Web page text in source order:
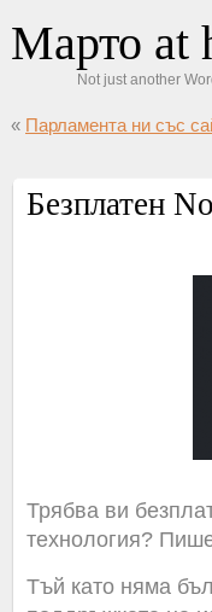
Марто at
Not just another
« Парламента ни със
Безплатен
Трябва ви
технология?
Тъй като няма